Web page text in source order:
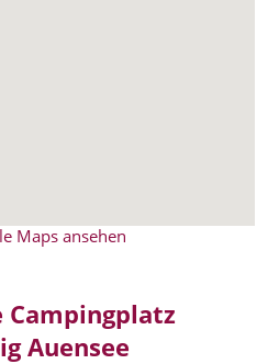
Maps ansehen
Campingplatz
Auensee